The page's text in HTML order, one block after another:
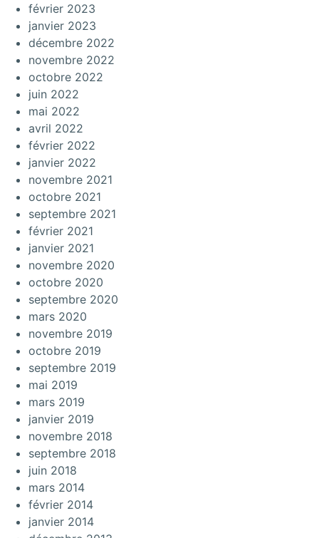
février 2023
janvier 2023
décembre 2022
novembre 2022
octobre 2022
juin 2022
mai 2022
avril 2022
février 2022
janvier 2022
novembre 2021
octobre 2021
septembre 2021
février 2021
janvier 2021
novembre 2020
octobre 2020
septembre 2020
mars 2020
novembre 2019
octobre 2019
septembre 2019
mai 2019
mars 2019
janvier 2019
novembre 2018
septembre 2018
juin 2018
mars 2014
février 2014
janvier 2014